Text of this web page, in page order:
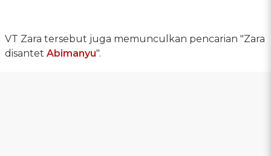
VT Zara tersebut juga memunculkan pencarian "Zara
disantet Abimanyu".